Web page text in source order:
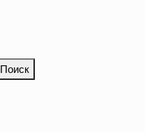
Поиск